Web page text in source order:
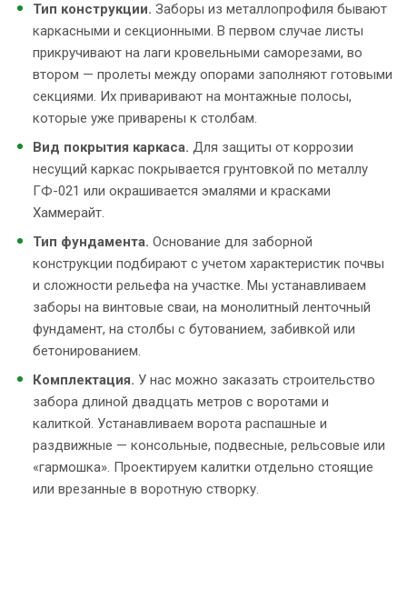
Тип конструкции. Заборы из металлопрофиля бывают
каркасными и секционными. В первом случае листы
прикручивают на лаги кровельными саморезами, во
втором — пролеты между опорами заполняют готовыми
секциями. Их приваривают на монтажные полосы,
которые уже приварены к столбам.
Вид покрытия каркаса. Для защиты от коррозии
несущий каркас покрывается грунтовкой по металлу
ГФ-021 или окрашивается эмалями и красками
Хаммерайт.
Тип фундамента. Основание для заборной
конструкции подбирают с учетом характеристик почвы
и сложности рельефа на участке. Мы устанавливаем
заборы на винтовые сваи, на монолитный ленточный
фундамент, на столбы с бутованием, забивкой или
бетонированием.
Комплектация. У нас можно заказать строительство
забора длиной двадцать метров с воротами и
калиткой. Устанавливаем ворота распашные и
раздвижные — консольные, подвесные, рельсовые или
«гармошка». Проектируем калитки отдельно стоящие
или врезанные в воротную створку.